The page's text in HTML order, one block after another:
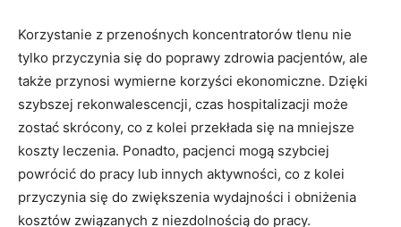
Korzystanie z przenośnych koncentratorów‌ tlenu nie
tylko​ przyczynia‍ się do poprawy zdrowia pacjentów, ale
także przynosi wymierne korzyści ekonomiczne. Dzięki
szybszej rekonwalescencji, czas hospitalizacji może
zostać skrócony,⁣ co ​z kolei przekłada‍ się na mniejsze
⁤koszty ​leczenia. Ponadto, ‍pacjenci mogą szybciej
powrócić⁢ do pracy lub innych aktywności, co⁣ z kolei
przyczynia się do zwiększenia ⁤wydajności⁣ i ⁣obniżenia
⁤kosztów związanych z niezdolnością do pracy.